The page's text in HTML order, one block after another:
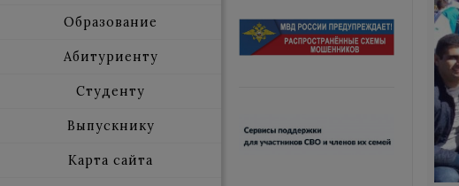
Образование
Абитуриенту
Студенту
Выпускнику
Карта сайта